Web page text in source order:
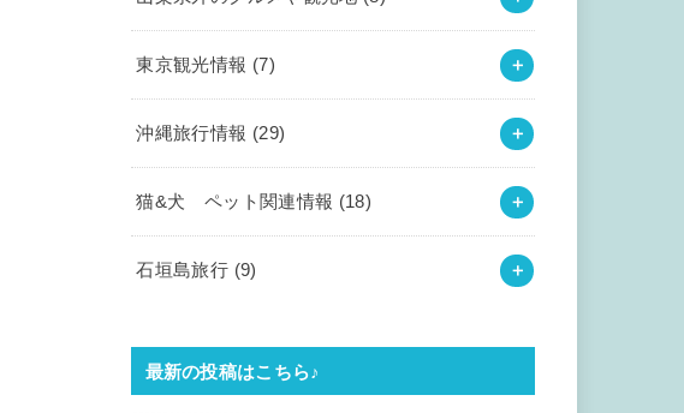
東京観光情報 (7)
沖縄旅行情報 (29)
猫&犬 ペット関連情報 (18)
石垣島旅行 (9)
最新の投稿はこちら♪